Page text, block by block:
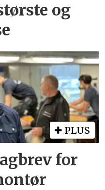
og
PLUS
for